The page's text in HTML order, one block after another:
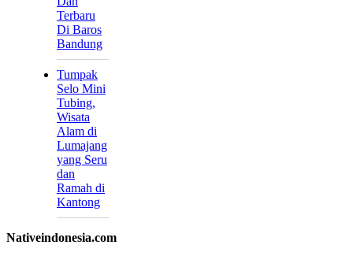
Terbaru
Di Baros
Bandung
Tumpak
Selo Mini
Tubing,
Wisata
Alam di
Lumajang
yang Seru
dan
Ramah di
Kantong
Nativeindonesia.com